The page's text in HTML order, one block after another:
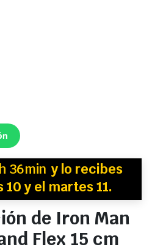
36min y lo recibes
y el martes 11.
de Iron Man
Flex 15 cm